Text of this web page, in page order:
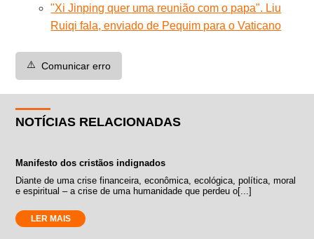
"Xi Jinping quer uma reunião com o papa". Liu
Ruiqi fala, enviado de Pequim para o Vaticano
⚠️ Comunicar erro
NOTÍCIAS RELACIONADAS
Manifesto dos cristãos indignados
Diante de uma crise financeira, econômica, ecológica, política, moral
e espiritual – a crise de uma humanidade que perdeu o[...]
LER MAIS